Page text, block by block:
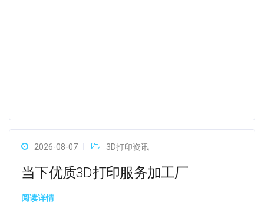
2026-08-07 3D打印资讯
当下优质3D打印服务加工厂
阅读详情